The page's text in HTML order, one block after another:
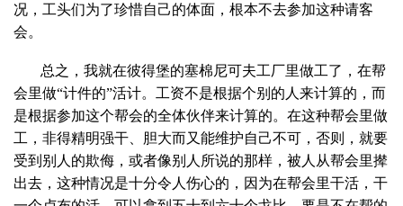
况，工头们为了珍惜自己的体面，根本不去参加这种请客
会。
总之，我就在彼得堡的塞棉尼可夫工厂里做工了，在帮
会里做“计件的”活计。工资不是根据个别的人来计算的，而
是根据参加这个帮会的全体伙伴来计算的。在这种帮会里做
工，非得精明强干、胆大而又能维护自己不可，否则，就要
受到别人的欺侮，或者像别人所说的那样，被人从帮会里撵
出去，这种情况是十分令人伤心的，因为在帮会里干活，干